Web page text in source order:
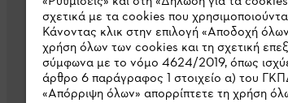
Γραμμή ακεραιότητας
σχετικά με τα cookies που
Κάνοντας κλικ στην επιλογή «Αποδοχή
χρήση όλων των cookies και τη σχετική
σύμφωνα με το νόμο 4624/2019, όπως
άρθρο 6 παράγραφος 1 στοιχείο α) του
«Απόρριψη όλων» απορρίπτετε τη χρήση